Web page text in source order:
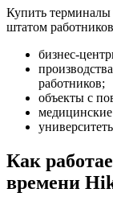
Купить терминалы
штатом
бизнес-
работников;
объекты с
Как
времени